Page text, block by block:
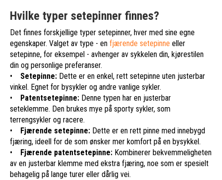
Hvilke typer setepinner finnes?
Det finnes forskjellige typer setepinner, hver med sine egne
egenskaper. Valget av type - en fjærende setepinne eller
setepinne, for eksempel - avhenger av sykkelen din, kjørestilen
din og personlige preferanser.
• Setepinne: Dette er en enkel, rett setepinne uten justerbar
vinkel. Egnet for bysykler og andre vanlige sykler.
• Patentsetepinne: Denne typen har en justerbar
seteklemme. Den brukes mye på sporty sykler, som
terrengsykler og racere.
• Fjærende setepinne: Dette er en rett pinne med innebygd
fjæring, ideell for de som ønsker mer komfort på en bysykkel.
• Fjærende patentsetepinne: Kombinerer bekvemmeligheten
av en justerbar klemme med ekstra fjæring, noe som er spesielt
behagelig på lange turer eller dårlig vei.